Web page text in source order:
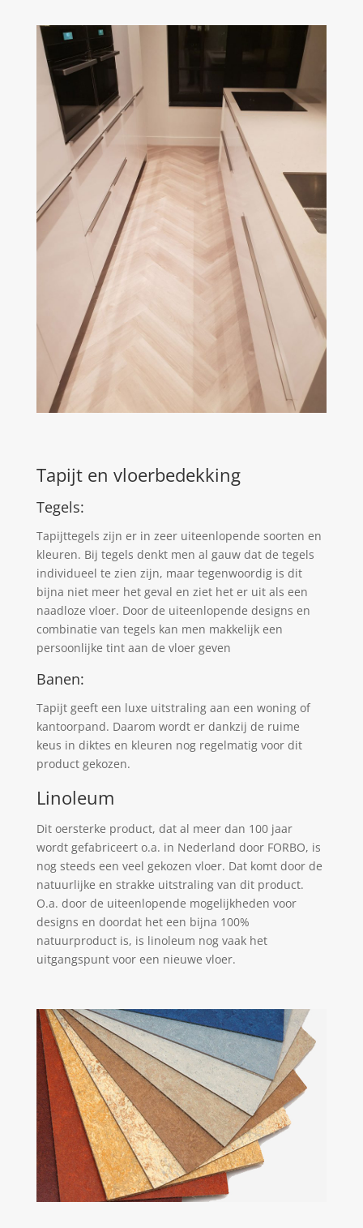
Tapijt en vloerbedekking
Tegels:
Tapijttegels zijn er in zeer uiteenlopende soorten en
kleuren. Bij tegels denkt men al gauw dat de tegels
individueel te zien zijn, maar tegenwoordig is dit
bijna niet meer het geval en ziet het er uit als een
naadloze vloer. Door de uiteenlopende designs en
combinatie van tegels kan men makkelijk een
persoonlijke tint aan de vloer geven
Banen:
Tapijt geeft een luxe uitstraling aan een woning of
kantoorpand. Daarom wordt er dankzij de ruime
keus in diktes en kleuren nog regelmatig voor dit
product gekozen.
Linoleum
Dit oersterke product, dat al meer dan 100 jaar
wordt gefabriceert o.a. in Nederland door FORBO, is
nog steeds een veel gekozen vloer. Dat komt door de
natuurlijke en strakke uitstraling van dit product.
O.a. door de uiteenlopende mogelijkheden voor
designs en doordat het een bijna 100%
natuurproduct is, is linoleum nog vaak het
uitgangspunt voor een nieuwe vloer.